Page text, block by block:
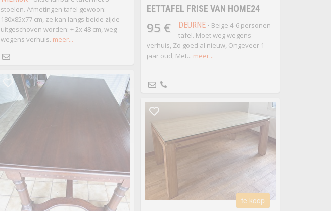
stoelen. Afmetingen tafel gewoon:
180x85x77 cm, ze kan langs beide zijde
uitgeschoven worden: + 2x 48 cm, weg
wegens verhuis. meer...
EETTAFEL FRISE VAN HOME24
95 € DEURNE • Beige 4-6 personen
tafel. Moet weg wegens
verhuis, Zo goed al nieuw, Ongeveer 1
jaar oud, Met... meer...
te koop